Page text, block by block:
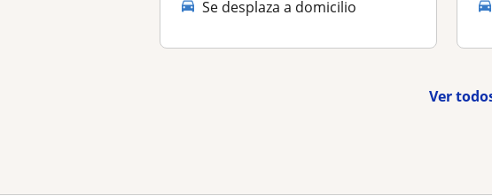
Se desplaza a domicilio
Ver